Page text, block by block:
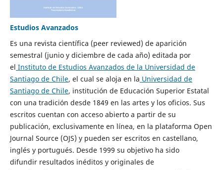
Estudios Avanzados
Es una revista científica (peer reviewed) de aparición
semestral (junio y diciembre de cada año) editada por
el Instituto de Estudios Avanzados de la Universidad de
Santiago de Chile, el cual se aloja en la Universidad de
Santiago de Chile, institución de Educación Superior Estatal
con una tradición desde 1849 en las artes y los oficios. Sus
escritos cuentan con acceso abierto a partir de su
publicación, exclusivamente en línea, en la plataforma Open
Journal Source (OJS) y pueden ser escritos en castellano,
inglés y portugués. Desde 1999 su objetivo ha sido
difundir resultados inéditos y originales de